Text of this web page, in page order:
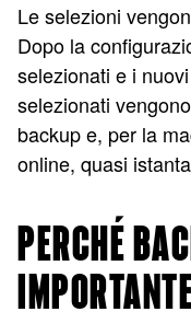
Le selezioni
Dopo la
selezionati e i
selezionati
backup e, per la
online, quasi
PERCHÉ